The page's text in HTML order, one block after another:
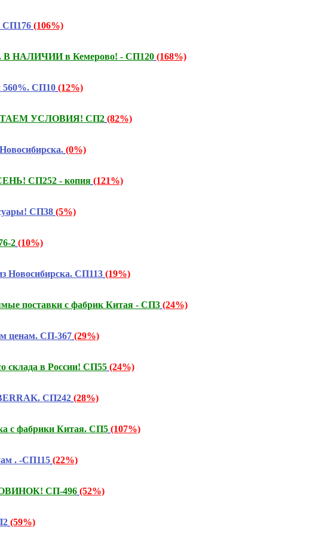
СП176 (106%)
В НАЛИЧИИ в Кемерово! - СП120 (168%)
560%. СП10 (12%)
ЧИТАЕМ УСЛОВИЯ! СП2 (82%)
(0%)
СП252 - копия (121%)
СП38 (5%)
2 (10%)
Новосибирска. СП113 (19%)
поставки с фабрик Китая - СП3 (24%)
ценам. СП-367 (29%)
в России! СП55 (24%)
СП242 (28%)
с фабрики Китая. СП5 (107%)
. -СП115 (22%)
СП-496 (52%)
(59%)